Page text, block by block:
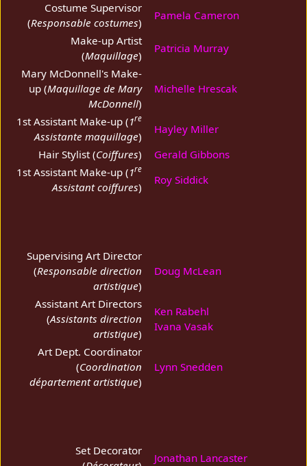
Costume Supervisor
(Responsable costumes)
Pamela Cameron
Make-up Artist
(Maquillage)
Patricia Murray
Mary McDonnell's Make-
up (Maquillage de Mary
McDonnell)
Michelle Hrescak
1st Assistant Make-up (1re
Assistante maquillage)
Hayley Miller
Hair Stylist (Coiffures)
Gerald Gibbons
1st Assistant Make-up (1re
Assistant coiffures)
Roy Siddick
Supervising Art Director
(Responsable direction
artistique)
Doug McLean
Assistant Art Directors
(Assistants direction
artistique)
Ken Rabehl
Ivana Vasak
Art Dept. Coordinator
(Coordination
département artistique)
Lynn Snedden
Set Decorator
Jonathan Lancaster